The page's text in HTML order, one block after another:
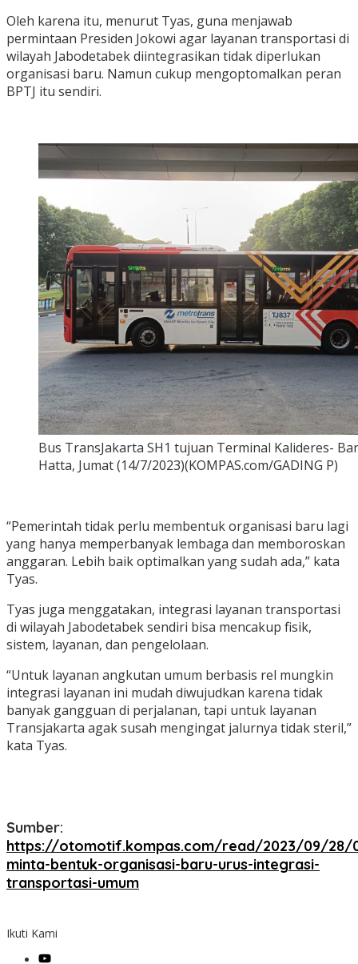
Oleh karena itu, menurut Tyas, guna menjawab
permintaan Presiden Jokowi agar layanan transportasi di
wilayah Jabodetabek diintegrasikan tidak diperlukan
organisasi baru. Namun cukup mengoptomalkan peran
BPTJ itu sendiri.
Bus TransJakarta SH1 tujuan Terminal Kalideres-
Hatta, Jumat (14/7/2023)(KOMPAS.com/GADING P)
“Pemerintah tidak perlu membentuk organisasi baru lagi
yang hanya memperbanyak lembaga dan memboroskan
anggaran. Lebih baik optimalkan yang sudah ada,” kata
Tyas.
Tyas juga menggatakan, integrasi layanan transportasi
di wilayah Jabodetabek sendiri bisa mencakup fisik,
sistem, layanan, dan pengelolaan.
“Untuk layanan angkutan umum berbasis rel mungkin
integrasi layanan ini mudah diwujudkan karena tidak
banyak gangguan di perjalanan, tapi untuk layanan
Transjakarta agak susah mengingat jalurnya tidak steril,”
kata Tyas.
Sumber:
https://otomotif.kompas.com/read/2023/09/28/
minta-bentuk-organisasi-baru-urus-integrasi-
transportasi-umum
Ikuti Kami